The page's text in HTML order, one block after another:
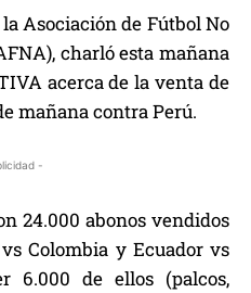
Asociación de Fútbol No
charló esta mañana
acerca de la venta de
mañana contra Perú.
-
24.000 abonos vendidos
Colombia y Ecuador vs
6.000 de ellos (palcos,